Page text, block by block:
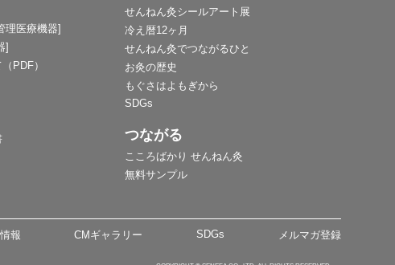
理医療機器]
]
PDF）
せんねん灸シールアート展
冷え暦12ヶ月
せんねん灸でつながるひと
お灸の歴史
もぐさはよもぎから
SDGs
つながる
こころばかり せんねん灸
無料サンプル
報 CMギャラリー SDGs メルマガ登録